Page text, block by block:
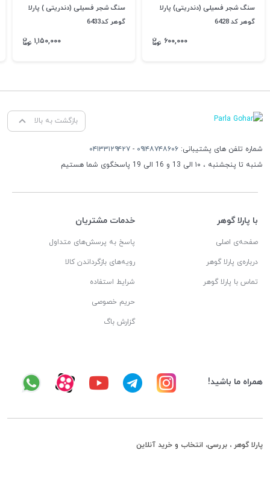
سنگ شجر فسیلی (دندریتی) پارلا
گوهر کد 6428
۶۰۰,۰۰۰
سنگ شجر فسیلی (دندریتی ) پارلا
گوهر کد6433
۱,۱۵۰,۰۰۰
بازگشت به بالا
شماره تلفن های پشتیبانی: ۰۹۱۴۸۷۴۸۶۰۶ - ۰۴۱۳۳۱۲۹۴۲۷
شنبه تا پنجشنبه ، ۱۰ الی 13 و 16 الی 19 پاسخگوی شما هستیم
با پارلا گوهر
صفحه‌ی اصلی
درباره‌ی پارلا گوهر
تماس با پارلا گوهر
خدمات مشتریان
پاسخ به پرسش‌های متداول
رویه‌های بازگرداندن کالا
شرایط استفاده
حریم خصوصی
گزارش باگ
همراه ما باشید!
پارلا گوهر ، بررسی، انتخاب و خرید آنلاین